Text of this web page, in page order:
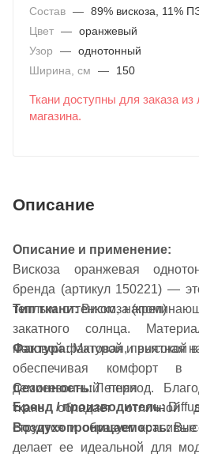
Состав — 89% вискоза, 11%
Цвет — oранжевый
Узор
— однотонный
Ширина, см
— 150
Ткани доступны для заказа из
магазина.
Описание
Описание и применение:
Вискоза оранжевая
бренда (артикул 150221) —
теплым оттенком,
закатного солнца.
матовой фактурой и высокой
обеспечивая комфорт
демисезонный период.
ткань обладает отличной
струится и образует
делает ее идеальной для
Тип ткани:Вискоза (креп)
Фактура:Матовая, приятная
Сезонность:Летняя
Воздухопроницаемость:
Бренд / производитель: